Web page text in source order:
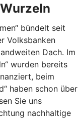
bündelt seit
Volksbanken
Dach. Im
wurden bereits
beim
haben schon über
Sie uns
nachhaltige